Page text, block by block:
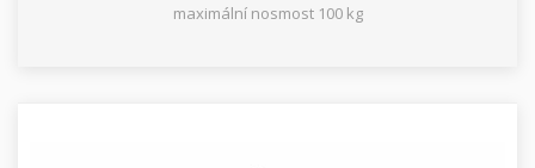
maximální nosmost 100 kg